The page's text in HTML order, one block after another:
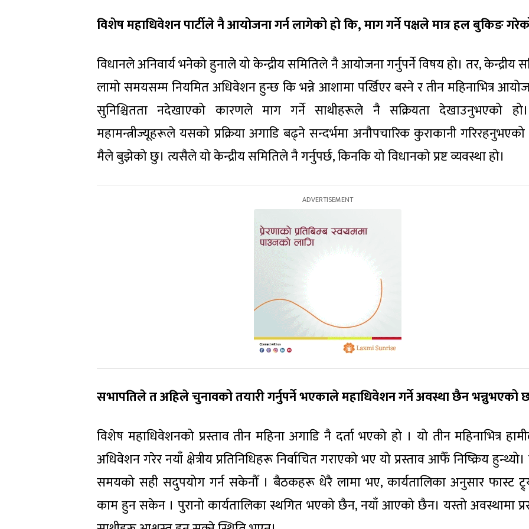
विशेष महाधिवेशन पार्टीले नै आयोजना गर्न लागेको हो कि, माग गर्ने पक्षले मात्र हल बुकिङ
विधानले अनिवार्य भनेको हुनाले यो केन्द्रीय समितिले नै आयोजना गर्नुपर्ने विषय हो। तर, केन्द्रीय
लामो समयसम्म नियमित अधिवेशन हुन्छ कि भन्ने आशामा पर्खिएर बस्ने र तीन महिनाभित्र
सुनिश्चितता नदेखाएको कारणले माग गर्ने साथीहरूले नै सक्रियता देखाउनुभएको हो।
महामन्त्रीज्यूहरूले यसको प्रक्रिया अगाडि बढ्ने सन्दर्भमा अनौपचारिक कुराकानी
मैले बुझेको छु। त्यसैले यो केन्द्रीय समितिले नै गर्नुपर्छ, किनकि यो विधानको प्रष्ट व्यवस्था हो।
सभापतिले त अहिले चुनावको तयारी गर्नुपर्ने भएकाले महाधिवेशन गर्ने अवस्था छैन भन्नुभएको
विशेष महाधिवेशनको प्रस्ताव तीन महिना अगाडि नै दर्ता भएको हो । यो तीन महिनाभित्र
अधिवेशन गरेर नयाँ क्षेत्रीय प्रतिनिधिहरू निर्वाचित गराएको भए यो प्रस्ताव आफैँ निष्क्रिय
समयको सही सदुपयोग गर्न सकेनौँ । बैठकहरू धेरै लामा भए, कार्यतालिका अनुसार फास्ट
काम हुन सकेन । पुरानो कार्यतालिका स्थगित भएको छैन, नयाँ आएको छैन। यस्तो अवस्थामा